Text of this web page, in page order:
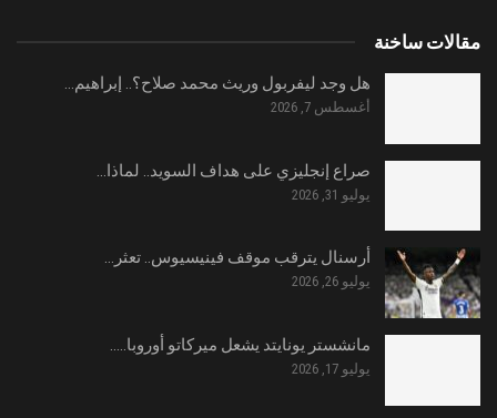
مقالات ساخنة
هل وجد ليفربول وريث محمد صلاح؟.. إبراهيم…
أغسطس 7, 2026
صراع إنجليزي على هداف السويد.. لماذا…
يوليو 31, 2026
أرسنال يترقب موقف فينيسيوس.. تعثر…
يوليو 26, 2026
مانشستر يونايتد يشعل ميركاتو أوروبا..…
يوليو 17, 2026